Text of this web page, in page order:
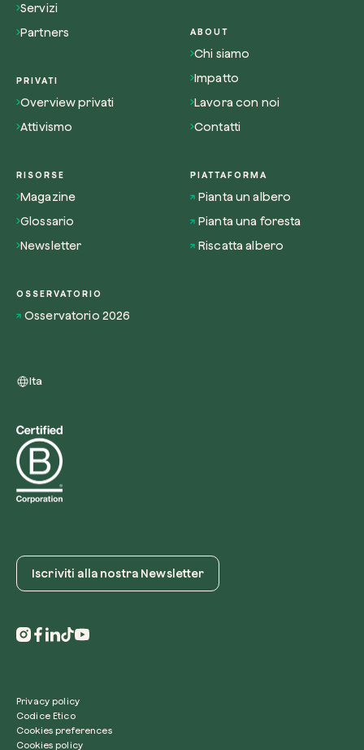
Servizi
Partners
PRIVATI
Overview privati
Attivismo
ABOUT
Chi siamo
Impatto
Lavora con noi
Contatti
RISORSE
Magazine
Glossario
Newsletter
OSSERVATORIO
Osservatorio 2026
PIATTAFORMA
Pianta un albero
Pianta una foresta
Riscatta albero
Ita
Iscriviti alla nostra Newsletter
Privacy policy
Codice Etico
Cookies preferences
Cookies policy